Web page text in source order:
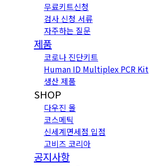
무료키트신청
검사 신청 서류
자주하는 질문
제품
코로나 진단키트
Human ID Multiplex PCR Kit
생산 제품
SHOP
다우진 몰
코스메틱
신세계면세점 입점
고비즈 코리아
공지사항